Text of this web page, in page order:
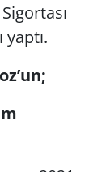
yaptı.